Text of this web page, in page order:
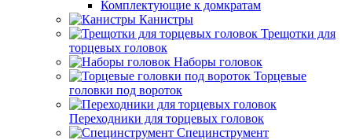
Комплектующие к домкратам
Канистры
Трещотки для
торцевых головок
Наборы головок
Торцевые
головки под вороток
Переходники для торцевых головок
Специнструмент